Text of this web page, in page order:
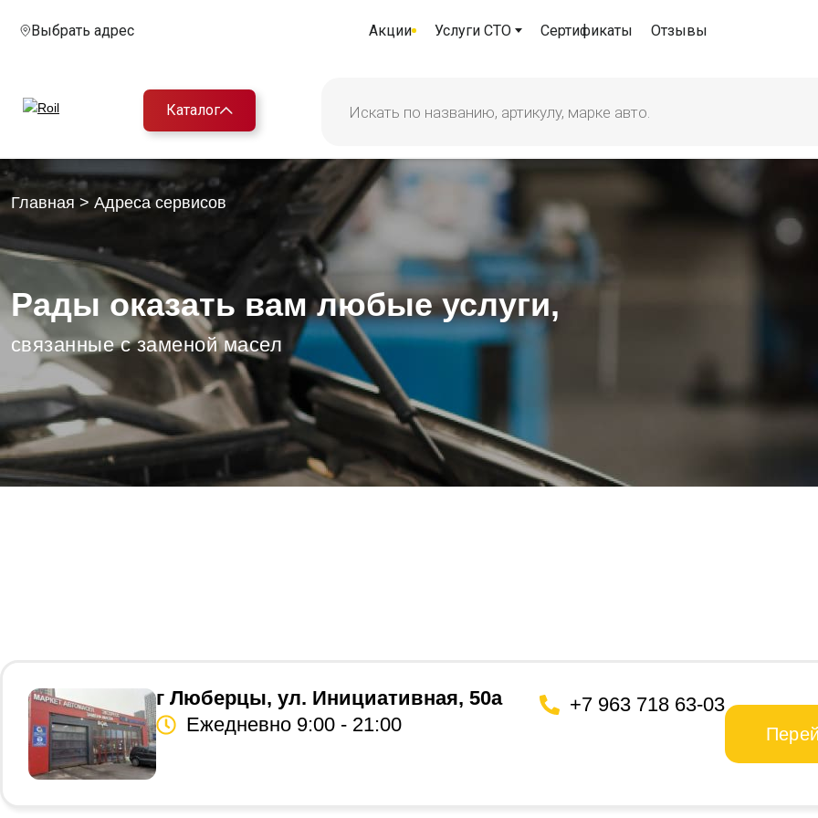
Выбрать адрес Акции Услуги СТО Сертификаты Отзывы
Каталог
Главная > Адреса сервисов
Рады оказать вам любые услуги​,
связанные с заменой масел
г Люберцы, ул. Инициативная, 50а
Ежедневно 9:00 - 21:00
+7 963 718 63-03